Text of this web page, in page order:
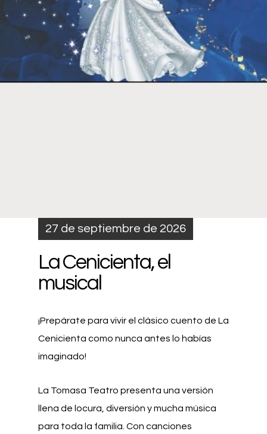
27 de septiembre de 2026
La Cenicienta, el
musical
¡Prepárate para vivir el clásico cuento de La
Cenicienta como nunca antes lo habías
imaginado!
La Tomasa Teatro presenta una versión
llena de locura, diversión y mucha música
para toda la familia. Con canciones